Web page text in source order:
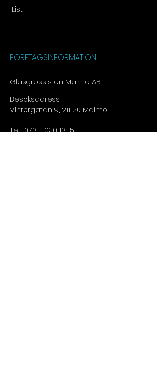
List
FÖRETAGSINFORMATION
Glasgrossisten Malmö AB
Besöksadress:
Vintergatan 9, 211 20 Malmö
Tel:073 - 030 13 15​